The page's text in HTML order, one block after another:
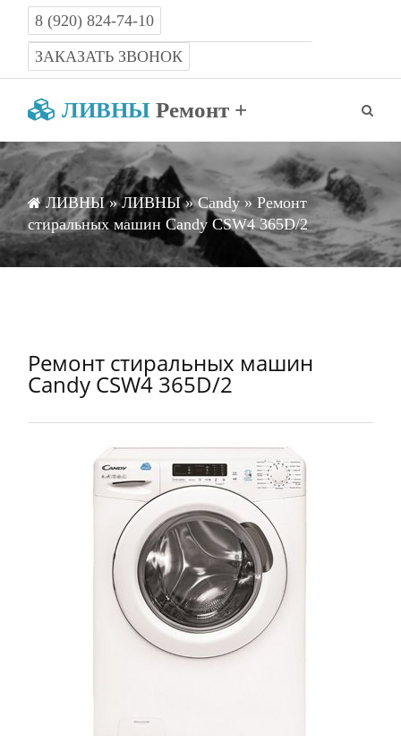
8 (920) 824-74-10
Работаем с 8-00 до 22-00 без выходных
ЗАКАЗАТЬ ЗВОНОК
ЛИВНЫ Ремонт +
ЛИВНЫ»ЛИВНЫ»Candy» Ремонт
стиральных машин Candy CSW4 365D/2
Ремонт стиральных машин
Candy CSW4 365D/2